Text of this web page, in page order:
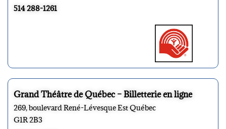
514 288-1261
Grand Théâtre de Québec – Billetterie en ligne
269, boulevard René-Lévesque Est Québec
G1R 2B3